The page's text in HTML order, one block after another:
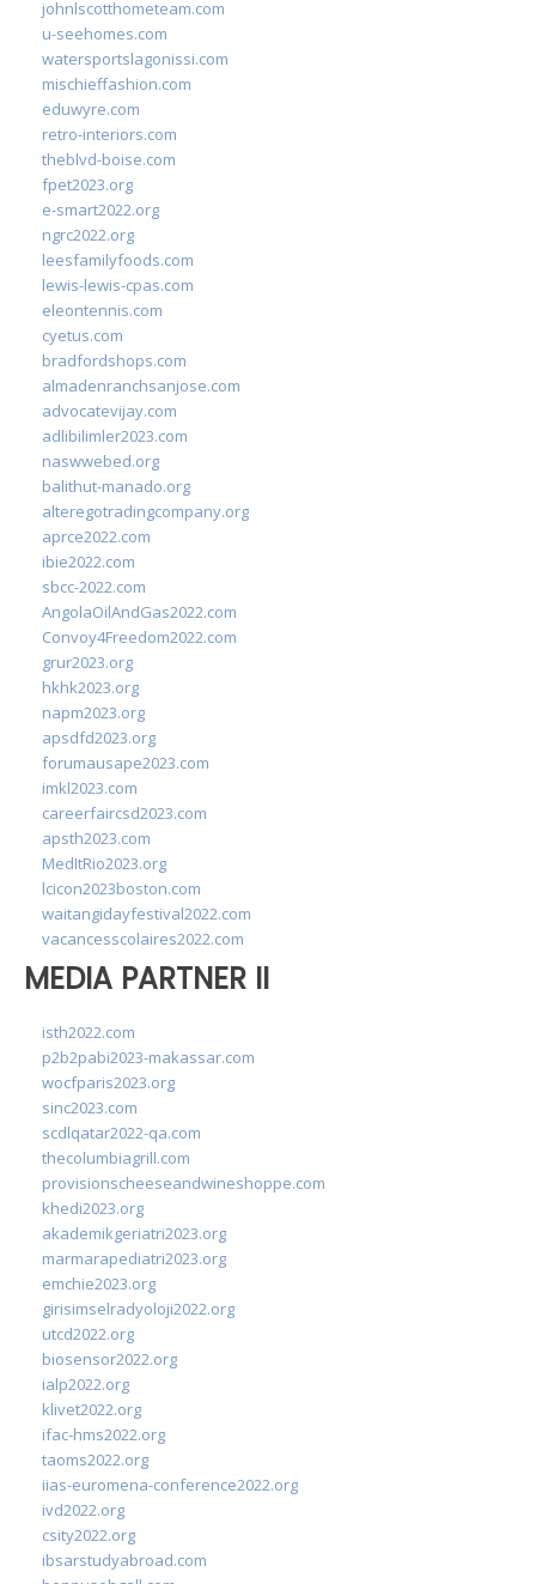
johnlscotthometeam.com
u-seehomes.com
watersportslagonissi.com
mischieffashion.com
eduwyre.com
retro-interiors.com
theblvd-boise.com
fpet2023.org
e-smart2022.org
ngrc2022.org
leesfamilyfoods.com
lewis-lewis-cpas.com
eleontennis.com
cyetus.com
bradfordshops.com
almadenranchsanjose.com
advocatevijay.com
adlibilimler2023.com
naswwebed.org
balithut-manado.org
alteregotradingcompany.org
aprce2022.com
ibie2022.com
sbcc-2022.com
AngolaOilAndGas2022.com
Convoy4Freedom2022.com
grur2023.org
hkhk2023.org
napm2023.org
apsdfd2023.org
forumausape2023.com
imkl2023.com
careerfaircsd2023.com
apsth2023.com
MedItRio2023.org
lcicon2023boston.com
waitangidayfestival2022.com
vacancesscolaires2022.com
MEDIA PARTNER II
isth2022.com
p2b2pabi2023-makassar.com
wocfparis2023.org
sinc2023.com
scdlqatar2022-qa.com
thecolumbiagrill.com
provisionscheeseandwineshoppe.com
khedi2023.org
akademikgeriatri2023.org
marmarapediatri2023.org
emchie2023.org
girisimselradyoloji2022.org
utcd2022.org
biosensor2022.org
ialp2022.org
klivet2022.org
ifac-hms2022.org
taoms2022.org
iias-euromena-conference2022.org
ivd2022.org
csity2022.org
ibsarstudyabroad.com